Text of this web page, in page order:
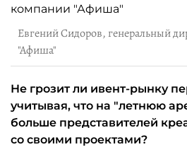
Евгений Сидоров, генеральный
"Афиша"
Не грозит ли ивент-рынку
учитывая, что на "летнюю
больше представителей
со своими проектами?